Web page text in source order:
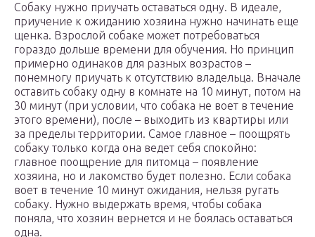
Собаку нужно приучать оставаться одну. В идеале,
приучение к ожиданию хозяина нужно начинать еще
щенка. Взрослой собаке может потребоваться
гораздо дольше времени для обучения. Но принцип
примерно одинаков для разных возрастов –
понемногу приучать к отсутствию владельца. Вначале
оставить собаку одну в комнате на 10 минут, потом на
30 минут (при условии, что собака не воет в течение
этого времени), после – выходить из квартиры или
за пределы территории. Самое главное – поощрять
собаку только когда она ведет себя спокойно:
главное поощрение для питомца – появление
хозяина, но и лакомство будет полезно. Если собака
воет в течение 10 минут ожидания, нельзя ругать
собаку. Нужно выдержать время, чтобы собака
поняла, что хозяин вернется и не боялась оставаться
одна.